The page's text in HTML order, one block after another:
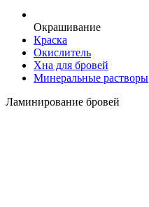
Окрашивание
Краска
Окислитель
Хна для бровей
Минеральные растворы
Ламинирование бровей